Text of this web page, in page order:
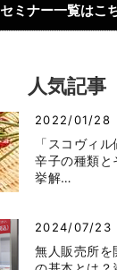
セミナー一覧はこ
人気記事
2022/01/28
「スコヴィ
辛子の種類と
挙解…
2024/07/23
無人販売所を